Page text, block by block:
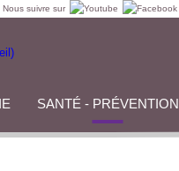
Nous suivre sur
SANTÉ - PRÉVENTION